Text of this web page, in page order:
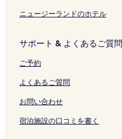
i
s
h
i
e
i
a
く
ク
リ
ニュージーランドのホテル
サポート & よくあるご質問
ご予約
よくあるご質問
お問い合わせ
宿泊施設の口コミを書く